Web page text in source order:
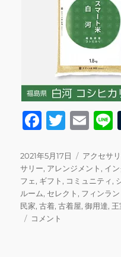
F
c
e
b
o
T
it
te
r
E
ai
l
投
稿
日:
2021年5月17日
カ
テ
ゴ
リ
ー
アクセサ
サリー, アレンジメント , イ
フェ, ギフト , コミュニティ,
ルーム, セレクト , フィンラン
民家,古着,古着屋,御用達, 王
本
コメント